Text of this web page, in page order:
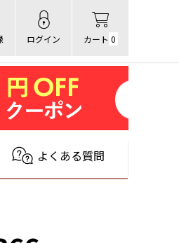
ログイン カート 0
よくある質問